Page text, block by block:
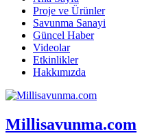
Proje ve Ürünler
Savunma Sanayi
Güncel Haber
Videolar
Etkinlikler
Hakkımızda
Millisavunma.com